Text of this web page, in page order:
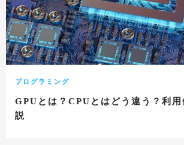
プログラミング
GPUとは？CPUとはどう違う？利
説